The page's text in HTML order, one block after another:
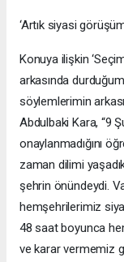
‘Artık siyasi
Konuya ilişkin
arkasında
söylemlerimin
Abdulbaki Kara, “9
onaylanmadığını
zaman dilimi
şehrin önündeydi.
hemşehrilerimiz
48 saat boyunca
ve karar vermemiz